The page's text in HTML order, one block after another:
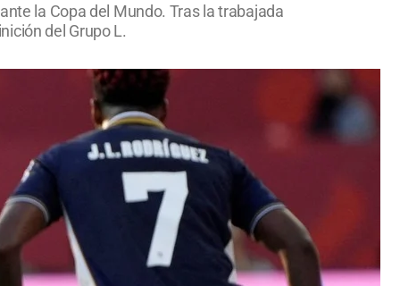
la Copa del Mundo. Tras la trabajada
del Grupo L.